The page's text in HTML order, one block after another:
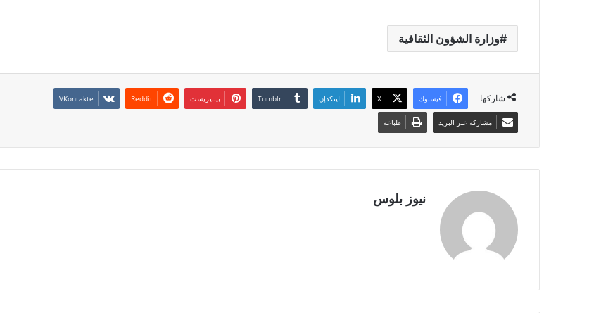
وزارة الشؤون الثقافية
شاركها فيسبوك X لينكدإن بينتيريست
مشاركة عبر البريد طباعة
نيوز بلوس